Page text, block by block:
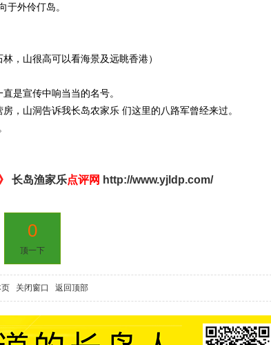
于外伶仃岛。
，山很高可以看海景及远眺香港）
是宣传中响当当的名号。
，山洞告诉我长岛农家乐 们这里的八路军曾经来过。
长岛渔家乐点评网 http://www.yjldp.com/
0
顶一下
关闭窗口 返回顶部